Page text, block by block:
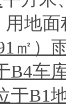
用地
㎡）
B4车
于B1